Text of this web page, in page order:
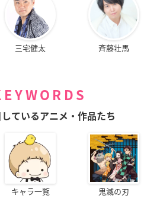
三宅健太 斉藤壮馬
ているアニメ・作品たち
キャラ一覧 鬼滅の刃